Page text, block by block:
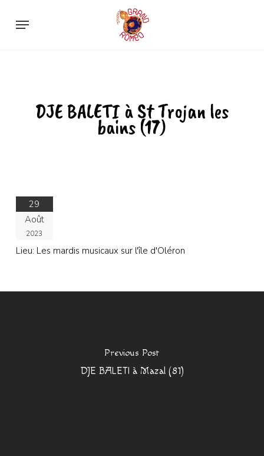
Menu
DJE BALETI à St Trojan les
bains (17)
29
Août
2023
Lieu: Les mardis musicaux sur l'île d'Oléron
Previous Post
DJE BALETI à Mazal (81)